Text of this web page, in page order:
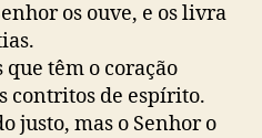
os ouve, e os livra
que têm o coração
contritos de espírito.
justo, mas o Senhor o